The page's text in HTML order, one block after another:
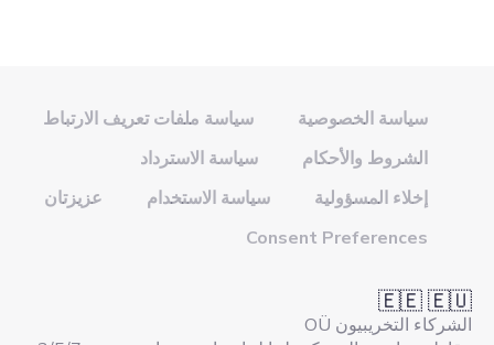
سياسة الخصوصية
سياسة ملفات تعريف الارتباط
الشروط والأحكام
سياسة الاسترداد
إخلاء المسؤولية
سياسة الاستخدام
عزيزتان
Consent Preferences
🇪🇪 🇪🇺
الشركاء التخريبيون OÜ